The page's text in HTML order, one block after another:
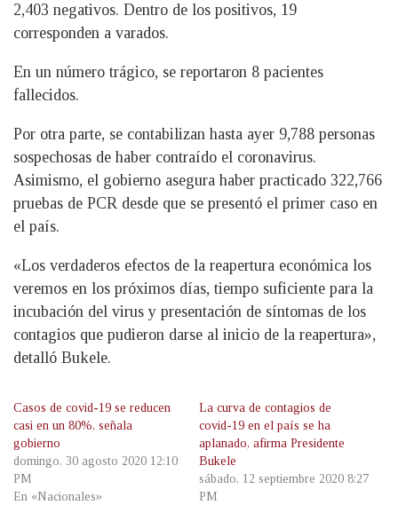
2,403 negativos. Dentro de los positivos, 19
corresponden a varados.
En un número trágico, se reportaron 8 pacientes
fallecidos.
Por otra parte, se contabilizan hasta ayer 9,788 personas
sospechosas de haber contraído el coronavirus.
Asimismo, el gobierno asegura haber practicado 322,766
pruebas de PCR desde que se presentó el primer caso en
el país.
«Los verdaderos efectos de la reapertura económica los
veremos en los próximos días, tiempo suficiente para la
incubación del virus y presentación de síntomas de los
contagios que pudieron darse al inicio de la reapertura»,
detalló Bukele.
Casos de covid-19 se reducen
casi en un 80%, señala
gobierno
domingo, 30 agosto 2020 12:10
PM
En «Nacionales»
La curva de contagios de
covid-19 en el país se ha
aplanado, afirma Presidente
Bukele
sábado, 12 septiembre 2020 8:27
PM